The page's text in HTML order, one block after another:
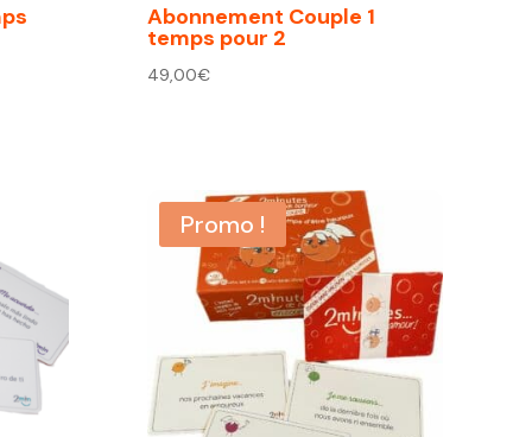
Abonnement Couple 1
temps pour 2
49,00€
Promo !